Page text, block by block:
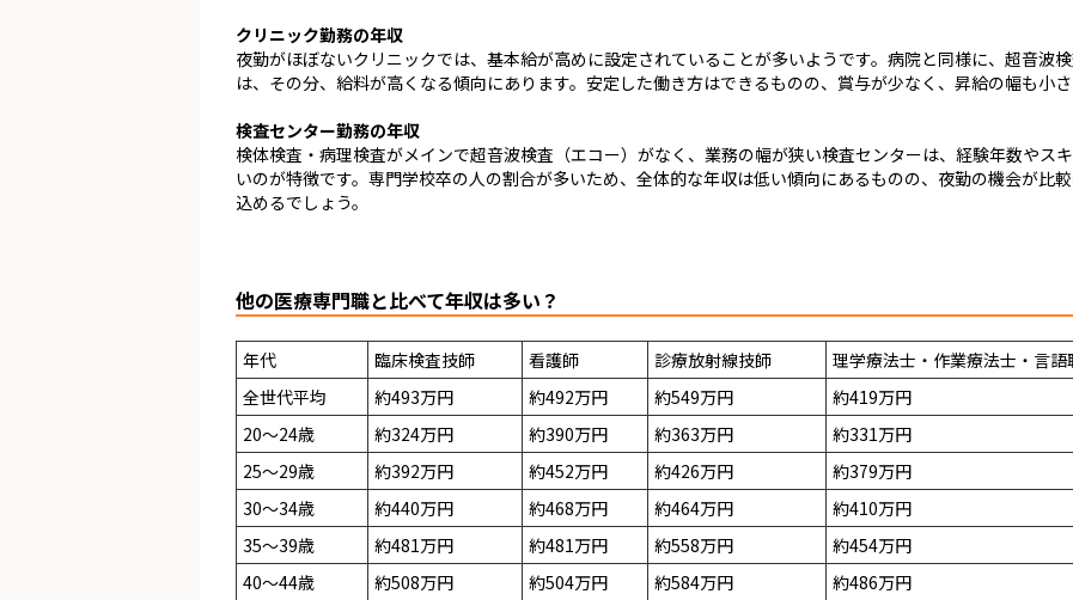
クリニック勤務の年収
夜勤がほぼないクリニックでは、基本給が高めに設定されていることが多いようです。病院と同様に、超音波
は、その分、給料が高くなる傾向にあります。安定した働き方はできるものの、賞与が少なく、昇給の幅も小さ
検査センター勤務の年収
検体検査・病理検査がメインで超音波検査（エコー）がなく、業務の幅が狭い検査センターは、経験年数やス
いのが特徴です。専門学校卒の人の割合が多いため、全体的な年収は低い傾向にあるものの、夜勤の機会が比
込めるでしょう。
他の医療専門職と比べて年収は多い？
年代 臨床検査技師 看護師 診療放射線技師
理学療法士・作業療法士・言
全世代平均
約493万円 約492万円 約549万円
約419万円
20～24歳
約324万円 約390万円 約363万円
約331万円
25～29歳
約392万円 約452万円 約426万円
約379万円
30～34歳
約440万円 約468万円 約464万円
約410万円
35～39歳
約481万円 約481万円 約558万円
約454万円
40～44歳
約508万円 約504万円 約584万円 約486万円